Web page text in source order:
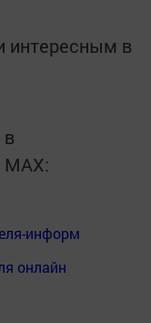
интересным в
MАХ:
информ
онлайн